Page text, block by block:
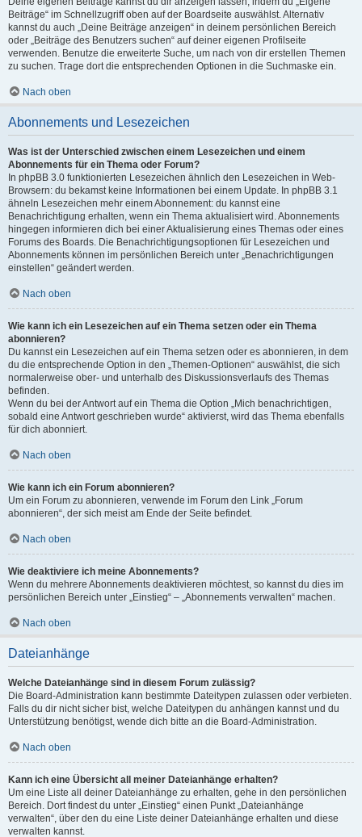
Beiträge“ im Schnellzugriff oben auf der Boardseite auswählst. Alternativ
kannst du auch „Deine Beiträge anzeigen“ in deinem persönlichen Bereich
oder „Beiträge des Benutzers suchen“ auf deiner eigenen Profilseite
verwenden. Benutze die erweiterte Suche, um nach von dir erstellen Themen
zu suchen. Trage dort die entsprechenden Optionen in die Suchmaske ein.
Nach oben
Abonnements und Lesezeichen
Was ist der Unterschied zwischen einem Lesezeichen und einem
Abonnements für ein Thema oder Forum?
In phpBB 3.0 funktionierten Lesezeichen ähnlich den Lesezeichen in Web-
Browsern: du bekamst keine Informationen bei einem Update. In phpBB 3.1
ähneln Lesezeichen mehr einem Abonnement: du kannst eine
Benachrichtigung erhalten, wenn ein Thema aktualisiert wird. Abonnements
hingegen informieren dich bei einer Aktualisierung eines Themas oder eines
Forums des Boards. Die Benachrichtigungsoptionen für Lesezeichen und
Abonnements können im persönlichen Bereich unter „Benachrichtigungen
einstellen“ geändert werden.
Nach oben
Wie kann ich ein Lesezeichen auf ein Thema setzen oder ein Thema
abonnieren?
Du kannst ein Lesezeichen auf ein Thema setzen oder es abonnieren, in dem
du die entsprechende Option in den „Themen-Optionen“ auswählst, die sich
normalerweise ober- und unterhalb des Diskussionsverlaufs des Themas
befinden.
Wenn du bei der Antwort auf ein Thema die Option „Mich benachrichtigen,
sobald eine Antwort geschrieben wurde“ aktivierst, wird das Thema ebenfalls
für dich abonniert.
Nach oben
Wie kann ich ein Forum abonnieren?
Um ein Forum zu abonnieren, verwende im Forum den Link „Forum
abonnieren“, der sich meist am Ende der Seite befindet.
Nach oben
Wie deaktiviere ich meine Abonnements?
Wenn du mehrere Abonnements deaktivieren möchtest, so kannst du dies im
persönlichen Bereich unter „Einstieg“ – „Abonnements verwalten“ machen.
Nach oben
Dateianhänge
Welche Dateianhänge sind in diesem Forum zulässig?
Die Board-Administration kann bestimmte Dateitypen zulassen oder verbieten.
Falls du dir nicht sicher bist, welche Dateitypen du anhängen kannst und du
Unterstützung benötigst, wende dich bitte an die Board-Administration.
Nach oben
Kann ich eine Übersicht all meiner Dateianhänge erhalten?
Um eine Liste all deiner Dateianhänge zu erhalten, gehe in den persönlichen
Bereich. Dort findest du unter „Einstieg“ einen Punkt „Dateianhänge
verwalten“, über den du eine Liste deiner Dateianhänge erhalten und diese
verwalten kannst.